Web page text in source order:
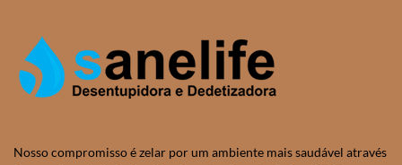
Nosso compromisso é zelar por um ambiente mais saudável através